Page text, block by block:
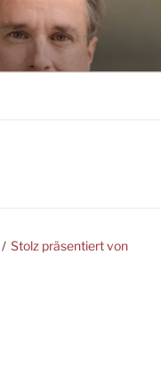
Stolz präsentiert von